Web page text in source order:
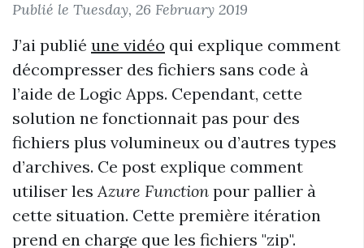
Publié le Tuesday, 26 February 2019
J’ai publié une vidéo qui explique comment
décompresser des fichiers sans code à
l’aide de Logic Apps. Cependant, cette
solution ne fonctionnait pas pour des
fichiers plus volumineux ou d’autres types
d’archives. Ce post explique comment
utiliser lesAzure Function pour pallier à
cette situation. Cette première itération
prend en charge que les fichiers "zip".